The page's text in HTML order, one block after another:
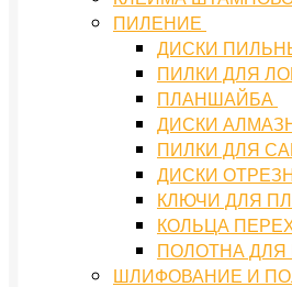
ПИЛЕНИЕ
ДИСКИ
ПИЛКИ ДЛЯ
ПЛАНШАЙБА
ДИСКИ
ПИЛКИ ДЛЯ
ДИСКИ
КЛЮЧИ ДЛЯ
КОЛЬЦА
ПОЛОТНА
ШЛИФОВАНИЕ И